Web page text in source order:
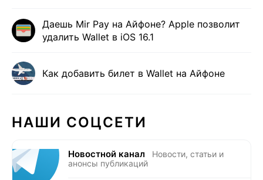
Даешь Mir Pay на Айфоне? Apple позволит
удалить Wallet в iOS 16.1
Как добавить билет в Wallet на Айфоне
НАШИ СОЦСЕТИ
Новостной канал
Новости, статьи и
анонсы публикаций